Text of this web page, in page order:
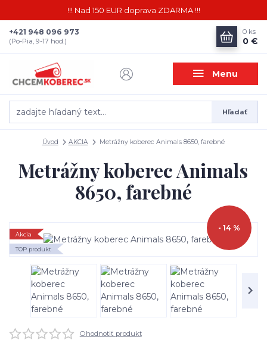
!!! Nad 150 EUR doprava ZDARMA !!!
Menu
Hľadať
+421 948 096 973
(Po-Pia, 9-17 hod.)
0 ks
0 €
Úvod AKCIA Metrážny koberec Animals 8650, farebné
Metrážny koberec Animals
8650, farebné
Akcia
TOP produkt
- 14 %
Ohodnotiť produkt